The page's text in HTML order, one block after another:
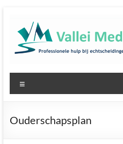
inhoud
Professionele
hulp
bij
echtscheidingen
Ouderschapsplan